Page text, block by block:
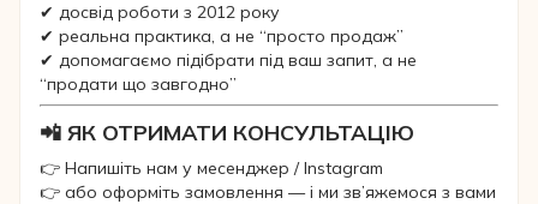
✔ досвід роботи з 2012 року
✔ реальна практика, а не “просто продаж”
✔ допомагаємо підібрати під ваш запит, а не
“продати що завгодно”
📲 ЯК ОТРИМАТИ КОНСУЛЬТАЦІЮ
👉 Напишіть нам у месенджер / Instagram
👉 або оформіть замовлення — і ми зв’яжемося з вами